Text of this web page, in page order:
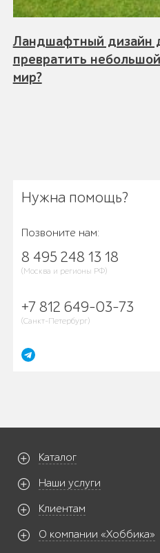
Ландшафтный дизайн
превратить
мир?
Нужна помощь?
Позвоните нам:
8 495 248 13 18
(Москва и регионы РФ)
+7 812 649-03-73
(Санкт-Петербург)
Каталог
Наши услуги
Клиентам
О компании «Хоббика»